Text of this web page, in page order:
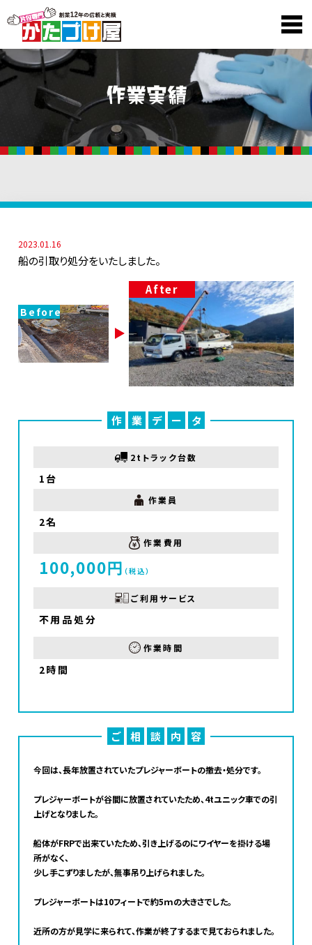
2023.01.16
船の引取り処分をいたしました。
作 業 デ ー タ
2tトラック台数
1台
作業員
2名
作業費用
100,000円 （税込）
ご利用サービス
不用品処分
作業時間
2時間
ご 相 談 内 容
今回は、長年放置されていたプレジャーボートの撤去・処分です。
プレジャーボートが谷間に放置されていたため、4tユニック車での引
上げとなりました。
船体がFRPで出来ていたため、引き上げるのにワイヤーを掛ける場
所がなく、
少し手こずりましたが、無事吊り上げられました。
プレジャーボートは10フィートで約5ｍの大きさでした。
近所の方が見学に来られて、作業が終了するまで見ておられました。